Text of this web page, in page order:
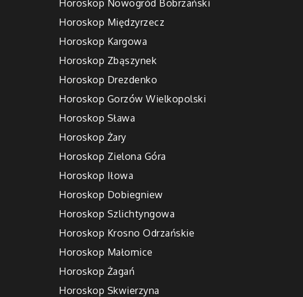
Horoskop Nowogród Bobrzański
Horoskop Międzyrzecz
Horoskop Kargowa
Horoskop Zbąszynek
Horoskop Drezdenko
Horoskop Gorzów Wielkopolski
Horoskop Sława
Horoskop Żary
Horoskop Zielona Góra
Horoskop Iłowa
Horoskop Dobiegniew
Horoskop Szlichtyngowa
Horoskop Krosno Odrzańskie
Horoskop Małomice
Horoskop Żagań
Horoskop Skwierzyna